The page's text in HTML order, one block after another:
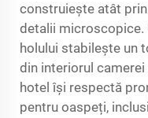
construiește atât
detalii microscopice.
holului stabilește un
din interiorul
hotel își respectă
pentru oaspeți,